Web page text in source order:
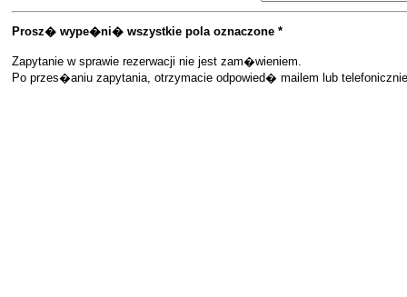
Prosz� wype�ni� wszystkie pola oznaczone *
Zapytanie w sprawie rezerwacji nie jest zam�wieniem.
Po przes�aniu zapytania, otrzymacie odpowied� mailem lub